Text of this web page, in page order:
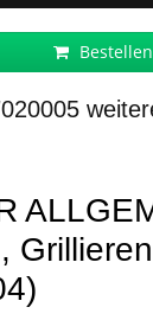
Bestellen